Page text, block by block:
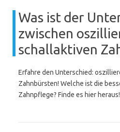
Was ist der
zwischen
schallaktiven
Erfahre den Unterschied:
Zahnbürsten! Welche ist die
Zahnpflege? Finde es hier heraus!